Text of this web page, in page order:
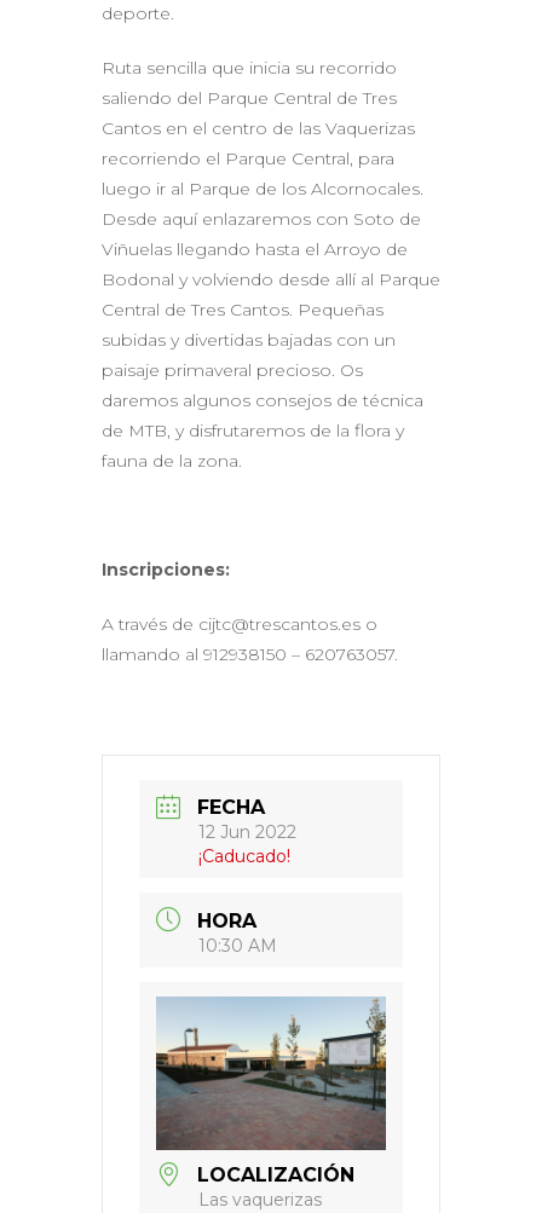
deporte.
Ruta sencilla que inicia su recorrido
saliendo del Parque Central de Tres
Cantos en el centro de las Vaquerizas
recorriendo el Parque Central, para
luego ir al Parque de los Alcornocales.
Desde aquí enlazaremos con Soto de
Viñuelas llegando hasta el Arroyo de
Bodonal y volviendo desde allí al Parque
Central de Tres Cantos. Pequeñas
subidas y divertidas bajadas con un
paisaje primaveral precioso. Os
daremos algunos consejos de técnica
de MTB, y disfrutaremos de la flora y
fauna de la zona.
Inscripciones:
A través de cijtc@trescantos.es o
llamando al 912938150 – 620763057.
FECHA
12 Jun 2022
¡Caducado!
HORA
10:30 AM
LOCALIZACIÓN
Las vaquerizas